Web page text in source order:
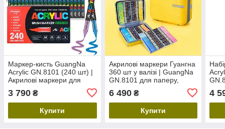
Маркер-кисть GuangNa
Acrylic GN.8101 (240 шт) |
Акрилові маркери для
декору та для
розмальовок Дісней
3 790 ₴
Купити
Акрилові маркери Гуангна
360 шт у валізі | GuangNa
GN.8101 для паперу,
каменю, кераміки та
пластику
6 490₴
Купити
4